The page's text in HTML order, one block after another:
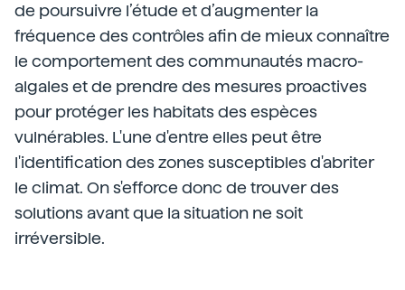
de poursuivre l’étude et d’augmenter la
fréquence des contrôles afin de mieux connaître
le comportement des communautés macro-
algales et de prendre des mesures proactives
pour protéger les habitats des espèces
vulnérables. L'une d'entre elles peut être
l'identification des zones susceptibles d'abriter
le climat. On s'efforce donc de trouver des
solutions avant que la situation ne soit
irréversible.